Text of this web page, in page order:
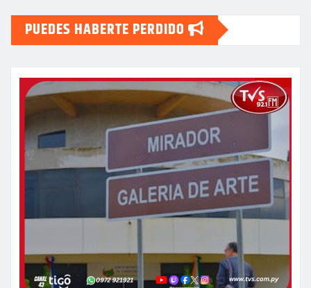
PUEDES HABERTE PERDIDO